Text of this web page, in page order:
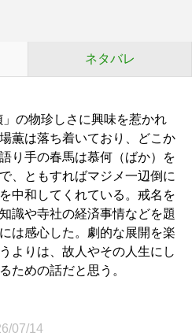
ネタバレ
」の物珍しさに興味を惹かれ
薫は落ち着いており、どこか
り手の春馬は慕何（ばか）を
、ともすればマジメ一辺倒に
中和してくれている。戒名を
識や寺社の経済事情などを題
は感心した。劇的な展開を楽
よりは、故人やその人生にし
ための話だと思う。
07/14